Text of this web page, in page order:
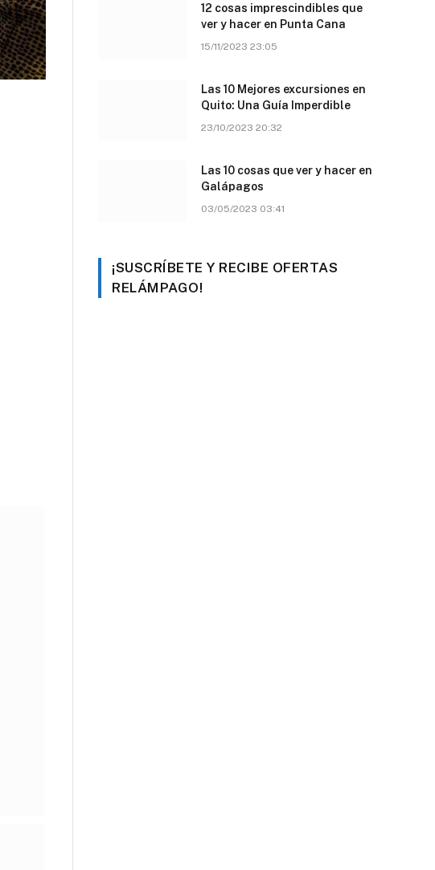
12 cosas imprescindibles que
ver y hacer en Punta Cana
15/11/2023 23:05
Las 10 Mejores excursiones en
Quito: Una Guía Imperdible
23/10/2023 20:32
Las 10 cosas que ver y hacer en
Galápagos
03/05/2023 03:41
¡SUSCRÍBETE Y RECIBE OFERTAS
RELÁMPAGO!